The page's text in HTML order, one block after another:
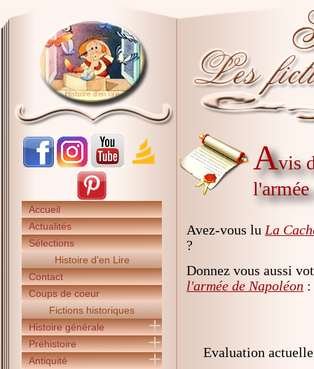
Accueil
Actualités
Sélections
Histoire d'en Lire
Contact
Coups de coeur
Fictions historiques
Histoire générale
Préhistoire
Antiquité
Avis
Avez-vous lu La
?
Donnez vous aussi
l'armée de Napoléon :
Evaluation